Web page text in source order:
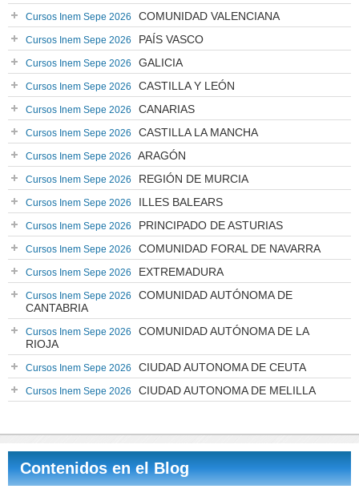
Cursos Inem Sepe 2026 COMUNIDAD VALENCIANA
Cursos Inem Sepe 2026 PAÍS VASCO
Cursos Inem Sepe 2026 GALICIA
Cursos Inem Sepe 2026 CASTILLA Y LEÓN
Cursos Inem Sepe 2026 CANARIAS
Cursos Inem Sepe 2026 CASTILLA LA MANCHA
Cursos Inem Sepe 2026 ARAGÓN
Cursos Inem Sepe 2026 REGIÓN DE MURCIA
Cursos Inem Sepe 2026 ILLES BALEARS
Cursos Inem Sepe 2026 PRINCIPADO DE ASTURIAS
Cursos Inem Sepe 2026 COMUNIDAD FORAL DE NAVARRA
Cursos Inem Sepe 2026 EXTREMADURA
Cursos Inem Sepe 2026
COMUNIDAD AUTÓNOMA DE
CANTABRIA
Cursos Inem Sepe 2026
COMUNIDAD AUTÓNOMA DE LA
RIOJA
Cursos Inem Sepe 2026 CIUDAD AUTONOMA DE CEUTA
Cursos Inem Sepe 2026 CIUDAD AUTONOMA DE MELILLA
Contenidos en el Blog